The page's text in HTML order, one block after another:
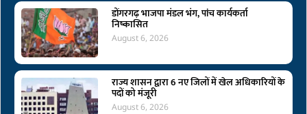
डोंगरगढ़ भाजपा मंडल भंग, पांच कार्यकर्ता
निष्कासित
August 6, 2026
राज्य शासन द्वारा 6 नए जिलों में खेल अधिकारियों के
पदों को मंजूरी
August 6, 2026